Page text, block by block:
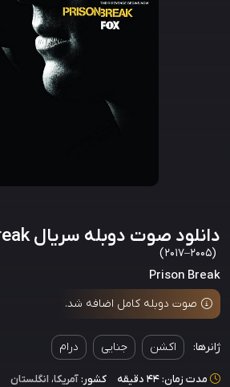
دانلود صوت دوبله سریال Prison Break
(2005–2017)
Prison Break
صوت دوبله کامل اضافه شد.
ژانرها: اکشن جنایی درام
مدت زمان: 44 دقیقه کشور:آمریکا، انگلستان